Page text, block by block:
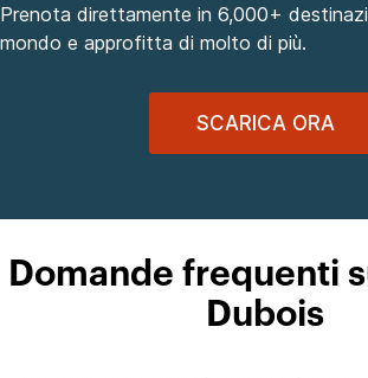
Prenota direttamente in 6,000+
mondo e approfitta di molto di più.
SCARICA ORA
Domande frequenti
Dubois